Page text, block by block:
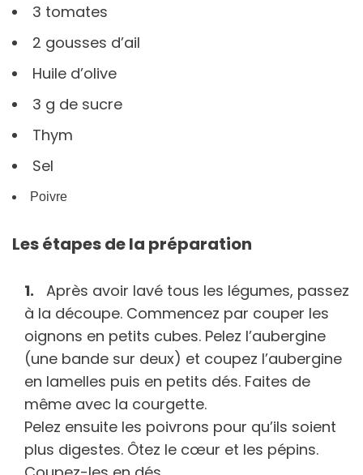
3 tomates
2 gousses d’ail
Huile d’olive
3 g de sucre
Thym
Sel
Poivre
Les étapes de la préparation
Après avoir lavé tous les légumes, passez
à la découpe. Commencez par couper les
oignons en petits cubes. Pelez l’aubergine
(une bande sur deux) et coupez l’aubergine
en lamelles puis en petits dés. Faites de
même avec la courgette.
Pelez ensuite les poivrons pour qu’ils soient
plus digestes. Ôtez le cœur et les pépins.